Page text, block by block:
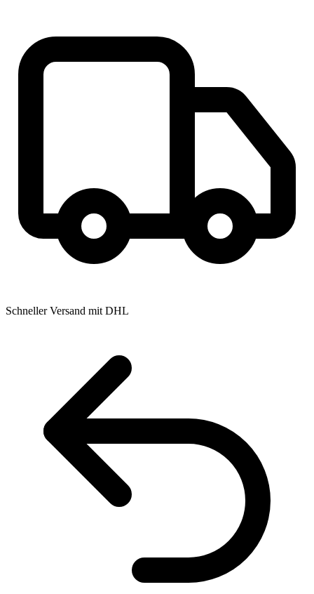
Schneller Versand mit DHL